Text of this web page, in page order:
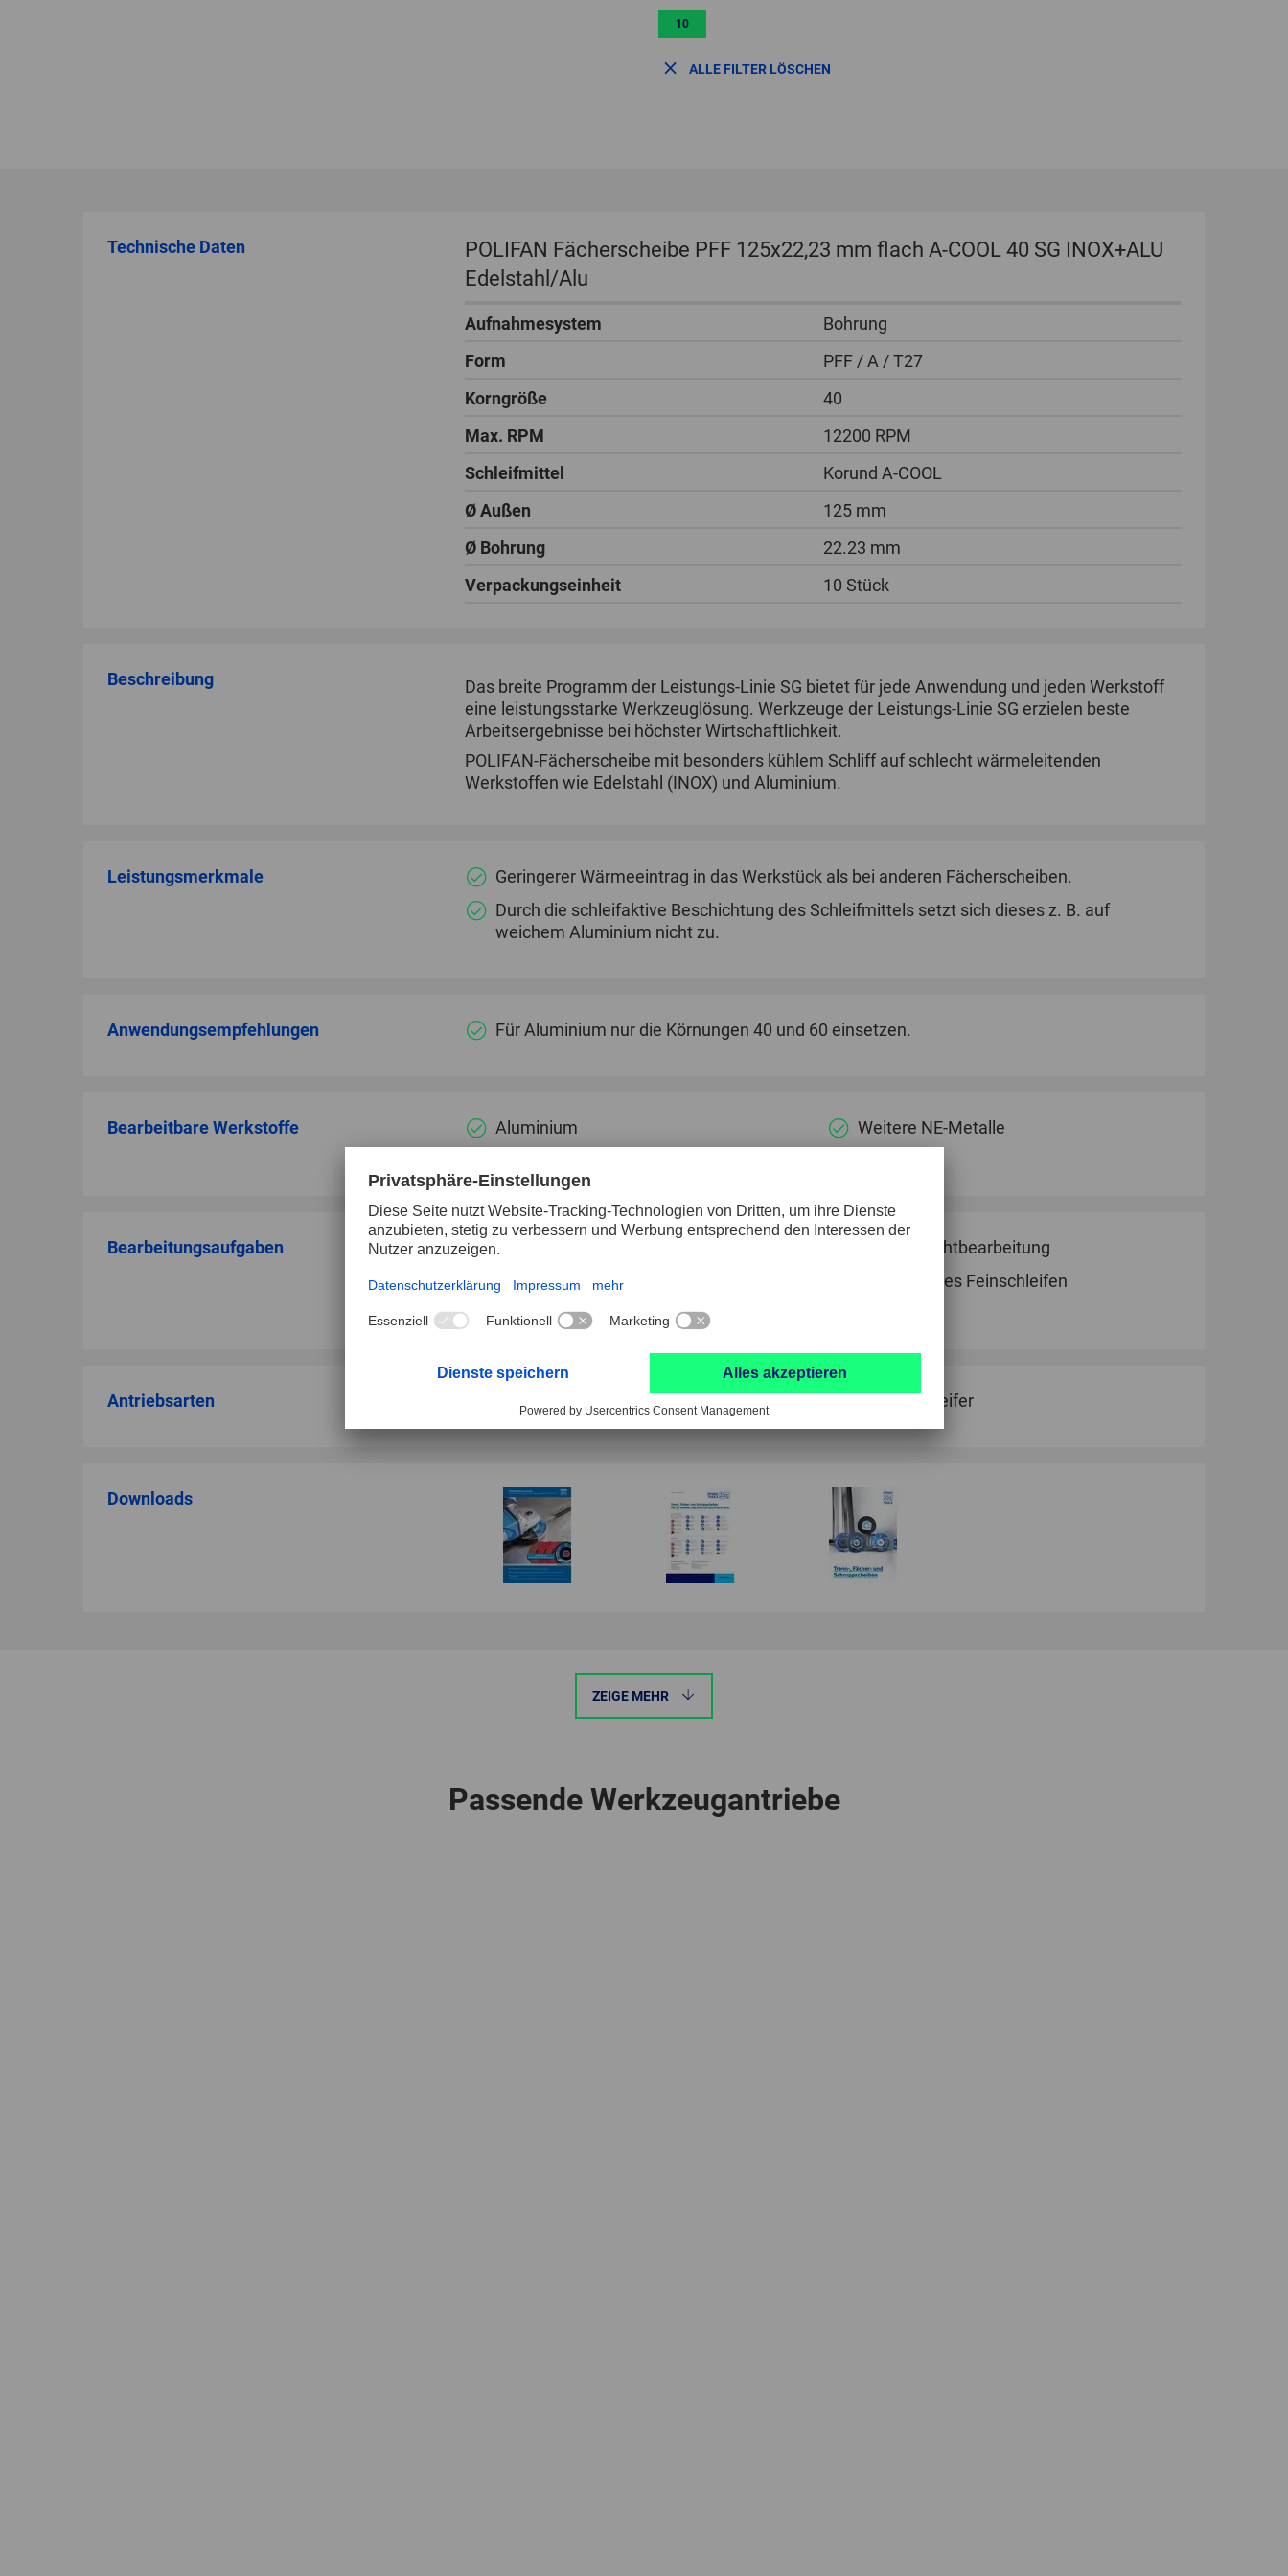
10
ALLE FILTER LÖSCHEN
Technische Daten
POLIFAN Fächerscheibe PFF 125x22,23 mm flach A-COOL 40 SG INOX+ALU
Edelstahl/Alu
Aufnahmesystem
Bohrung
Form
PFF / A / T27
Korngröße
40
Max. RPM
12200 RPM
Schleifmittel
Korund A-COOL
Ø Außen
125 mm
Ø Bohrung
22.23 mm
Verpackungseinheit
10 Stück
Beschreibung
Das breite Programm der Leistungs-Linie SG bietet für jede Anwendung und jeden Werkstoff
eine leistungsstarke Werkzeuglösung. Werkzeuge der Leistungs-Linie SG erzielen beste
Arbeitsergebnisse bei höchster Wirtschaftlichkeit.
POLIFAN-Fächerscheibe mit besonders kühlem Schliff auf schlecht wärmeleitenden
Werkstoffen wie Edelstahl (INOX) und Aluminium.
Leistungsmerkmale
Geringerer Wärmeeintrag in das Werkstück als bei anderen Fächerscheiben.
Durch die schleifaktive Beschichtung des Schleifmittels setzt sich dieses z. B. auf
weichem Aluminium nicht zu.
Anwendungsempfehlungen Für Aluminium nur die Körnungen 40 und 60 einsetzen.
Bearbeitbare Werkstoffe
Aluminium
Weitere NE-Metalle
Bearbeitungsaufgaben
Entgraten
Flächenschliff
Schweißnahtbearbeitung
Stufenweises Feinschleifen
Antriebsarten Winkelschleifer
Downloads
ZEIGE MEHR
Passende Werkzeugantriebe